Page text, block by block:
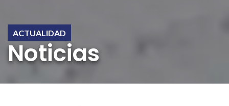
ACTUALIDAD
Noticias